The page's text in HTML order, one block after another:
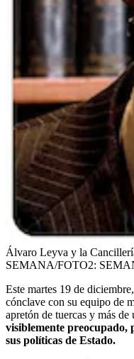
Álvaro Leyva y la
SEMANA/FOTO2:
Este martes 19 de
cónclave con su equipo de
apretón de tuercas y más de
visiblemente preocupado,
sus políticas de Estado.